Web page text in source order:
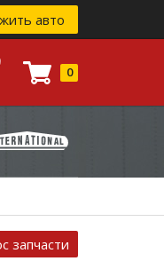
авто
0
запчасти